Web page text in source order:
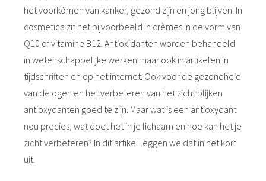
het voorkómen van kanker, gezond zijn en jong blijven. In
cosmetica zit het bijvoorbeeld in crèmes in de vorm van
Q10 of vitamine B12. Antioxidanten worden behandeld
in wetenschappelijke werken maar ook in artikelen in
tijdschriften en op het internet. Ook voor de gezondheid
van de ogen en het verbeteren van het zicht blijken
antioxydanten goed te zijn. Maar wat is een antioxydant
nou precies, wat doet het in je lichaam en hoe kan het je
zicht verbeteren? In dit artikel leggen we dat in het kort
uit.